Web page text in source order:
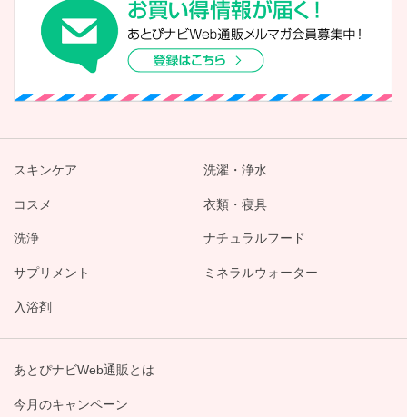
スキンケア
コスメ
洗浄
サプリメント
入浴剤
洗濯・浄水
衣類・寝具
ナチュラルフード
ミネラルウォーター
あとぴナビWeb通販とは
今月のキャンペーン